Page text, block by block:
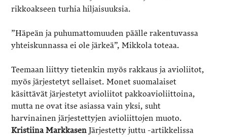
rikkoakseen turhia hiljaisuuksia.
”Häpeän ja puhumattomuuden päälle rakentuvassa
yhteiskunnassa ei ole järkeä”, Mikkola toteaa.
Teemaan liittyy tietenkin myös rakkaus ja avioliitot,
myös järjestetyt sellaiset. Monet suomalaiset
käsittävät järjestetyt avioliitot pakkoavioliittoina,
mutta ne ovat itse asiassa vain yksi, suht
harvinainen järjestettyjen avioliittojen muoto.
Kristiina Markkasen Järjestetty juttu -artikkelissa